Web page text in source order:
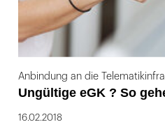
Anbindung an die
Ungültige eGK ? So
16.02.2018